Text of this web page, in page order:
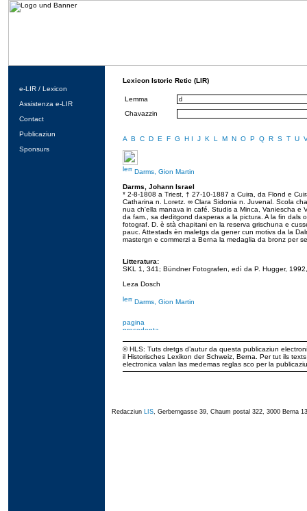
e-LIR / Lexicon
Assistenza e-LIR
Contact
Publicaziun
Sponsurs
Lexicon Istoric Retic (LIR)
Lemma
Chavazzin
A B C D E F G H I J K L M N O P Q R S T U
Darms, Gion Martin
Darms, Johann Israel
* 2-8-1808 a Triest, † 27-10-1887 a Cuira, da Flond e
Catharina n. Loretz. ∞ Clara Sidonia n. Juvenal. Scola
nua ch'ella manava in café. Studis a Minca, Vaniescha e
da fam., sa deditgond dasperas a la pictura. A la fin dals
fotograf. D. è stà chapitani en la reserva grischuna e
pauc. Attestads èn maletgs da gener cun motivs da la
mastergn e commerzi a Berna la medaglia da bronz per
Litteratura:
SKL 1, 341; Bündner Fotografen, edì da P. Hugger,
Leza Dosch
Darms, Gion Martin
© HLS: Tuts dretgs d’autur da questa publicaziun
il Historisches Lexikon der Schweiz, Berna. Per tut ils
electronica valan las medemas reglas sco per la
Redacziun LIS, Gerberngasse 39, Chaum postal 322, 3000 Berna